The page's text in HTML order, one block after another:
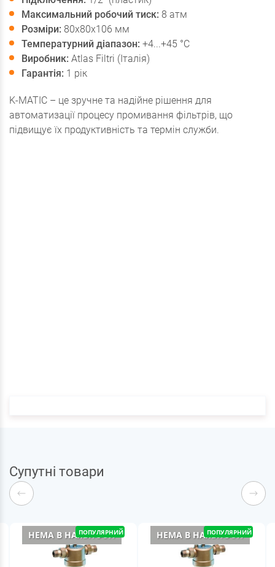
Максимальний робочий тиск: 8 атм
Розміри: 80х80х106 мм
Температурний діапазон: +4...+45 °С
Виробник: Atlas Filtri (Італія)
Гарантія: 1 рік
K-MATIC – це зручне та надійне рішення для
автоматизації процесу промивання фільтрів, що
підвищує їх продуктивність та термін служби.
Супутні товари
НЕМА В НАЯВНОСТІ
ПОПУЛЯРНИЙ НЕМА В НАЯВНОСТІ
ПОПУЛЯРНИЙ